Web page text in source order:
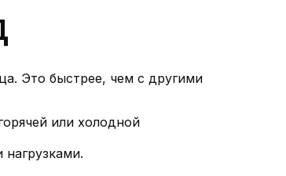
Это быстрее, чем с другими
или холодной